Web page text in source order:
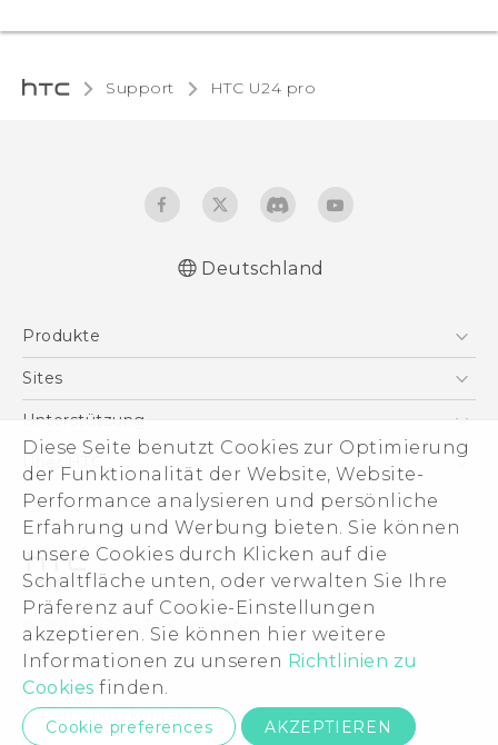
Diese Seite benutzt Cookies zur Optimierung
der Funktionalität der Website, Website-
Performance analysieren und persönliche
Erfahrung und Werbung bieten. Sie können
unsere Cookies durch Klicken auf die
Schaltfläche unten, oder verwalten Sie Ihre
Präferenz auf Cookie-Einstellungen
akzeptieren. Sie können hier weitere
Informationen zu unseren Richtlinien zu
Cookies finden.
Cookie preferences AKZEPTIEREN
Support HTC U24 pro‎
Bestimmungen
Deutschland
Produkte
Smartphones
VIVE
Zubehör
Sites
HTC Dev
HTC Vive
Unterstützung
Unterstützung
eCommerce Support
Über HTC
ESG
Impressum
Investor
Cookie Preferences
Offene Stellen
Security and Privacy Whitepaper
© 2011-2026 HTC Corporation
Legal Terms
Datenschutzkontakt: Global-Privacy@htc.com